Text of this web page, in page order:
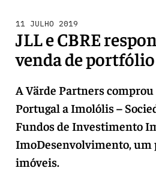
11 JULHO 2019
JLL e CBRE
venda de portfólio
A Värde Partners
Portugal a Imolólis –
Fundos de Investimento
ImoDesenvolvimento, um
imóveis.